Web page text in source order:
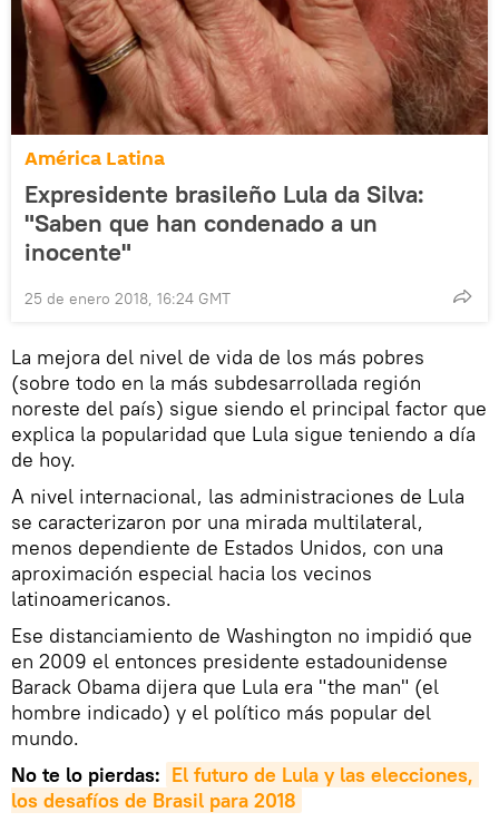
América Latina
Expresidente brasileño Lula da Silva:
"Saben que han condenado a un
inocente"
25 de enero 2018, 16:24 GMT
La mejora del nivel de vida de los más pobres
(sobre todo en la más subdesarrollada región
noreste del país) sigue siendo el principal factor que
explica la popularidad que Lula sigue teniendo a día
de hoy.
A nivel internacional, las administraciones de Lula
se caracterizaron por una mirada multilateral,
menos dependiente de Estados Unidos, con una
aproximación especial hacia los vecinos
latinoamericanos.
Ese distanciamiento de Washington no impidió que
en 2009 el entonces presidente estadounidense
Barack Obama dijera que Lula era "the man" (el
hombre indicado) y el político más popular del
mundo.
No te lo pierdas: El futuro de Lula y las elecciones,
los desafíos de Brasil para 2018